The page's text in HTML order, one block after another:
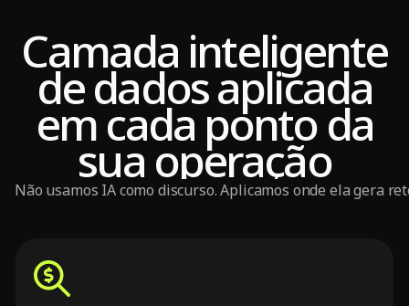
Camada inteligente
de dados aplicada
em cada ponto da
sua operação
Não usamos IA como discurso. Aplicamos onde ela gera